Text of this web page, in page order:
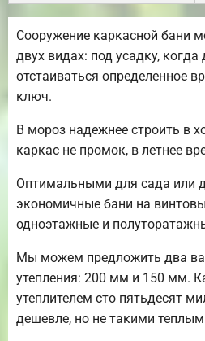
Сооружение каркасной бани
двух видах: под усадку, когда
отстаиваться определенное
ключ.
В мороз надежнее строить в
каркас не промок, в летнее
Оптимальными для сада или
экономичные бани на
одноэтажные и
Мы можем предложить два
утепления: 200 мм и 150 мм.
утеплителем сто пятьдесят
дешевле, но не такими